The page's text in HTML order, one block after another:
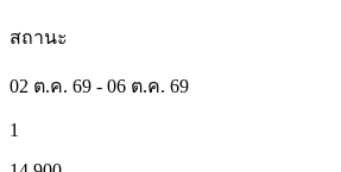
สถานะ
02 ต.ค. 69 - 06 ต.ค. 69
1